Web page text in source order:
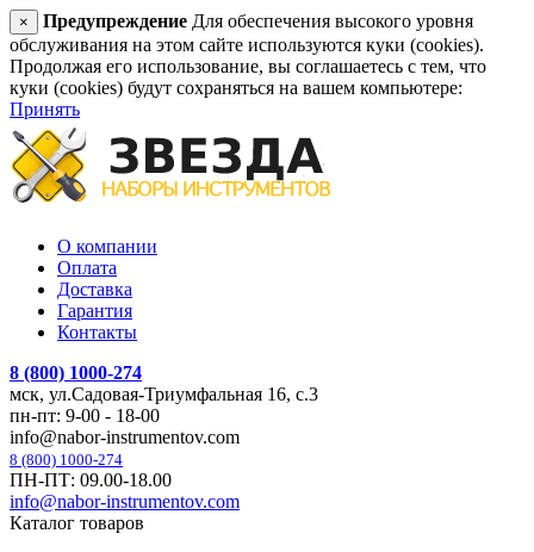
× Предупреждение Для обеспечения высокого уровня
обслуживания на этом сайте используются куки (cookies).
Продолжая его использование, вы соглашаетесь с тем, что
куки (cookies) будут сохраняться на вашем компьютере:
Принять
О компании
Оплата
Доставка
Гарантия
Контакты
8 (800) 1000-274
мск, ул.Садовая-Триумфальная 16, с.3
пн-пт: 9-00 - 18-00
info@nabor-instrumentov.com
8 (800) 1000-274
ПН-ПТ: 09.00-18.00
info@nabor-instrumentov.com
Каталог товаров